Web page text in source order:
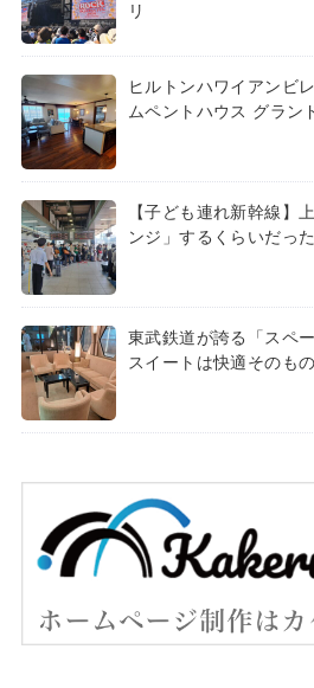
リ
ヒルトンハワイアンビ
ムペントハウス グラン
【子ども連れ新幹線】
ンジ」するくらいだっ
東武鉄道が誇る「スペ
スイートは快適そのもの